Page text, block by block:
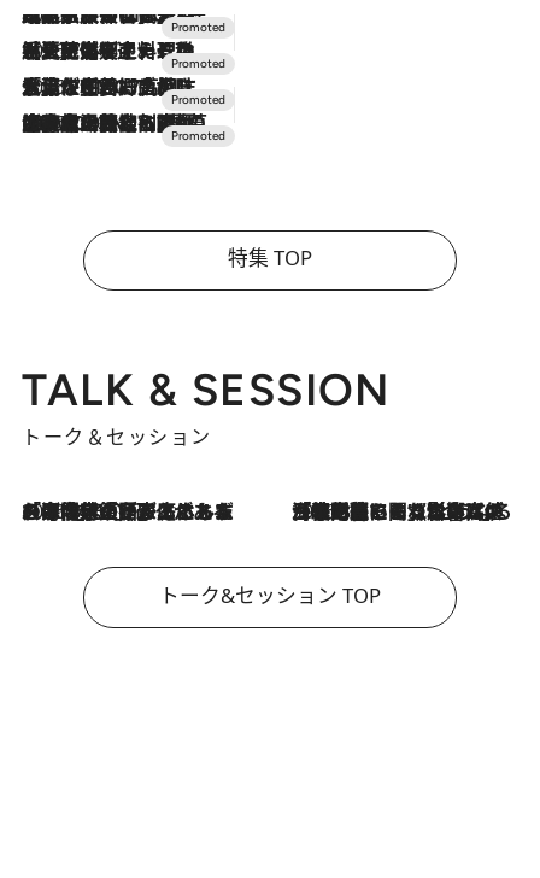
2026.7.31
【ホテル帰省】という選択肢をOMOが提案。家族とほどよい距離を保つには「昼は実家、夜は気兼ねなくホテルで！」
2026.7.24
【夏限定ディナーコース】旬を迎える稚鮎や花ズッキーニなどをイタリア・トスカーナの郷土料理の手法で満喫！
2026.7.17
「土佐和ハーブかき氷」がOMO7高知に登場！生姜、山椒、大葉など目にも舌にも涼を呼ぶ郷土の味
2026.7.10
NEW OPEN！【界 草津】名湯の地に誕生。趣の異なる2種の温泉と上州ならではの会席・蕎麦割烹など美食を味わう究極の癒やし旅
特集 TOP
TALK & SESSION
トーク＆セッション
2026.8.3
「今後値上げがあるとすれば…」「リスクがあるのは今年の冬」エネルギー専門家が語る、ホルムズ海峡封鎖が家庭にもたらす“ある心配” 2026.8.3
「住宅建てられない…」「サーチャージ料の高値が続いている」ホルムズ海峡封鎖による影響はいつまで続く？《エネルギー専門家に聞く“どうなる日本の暮らし”》
トーク&セッション TOP